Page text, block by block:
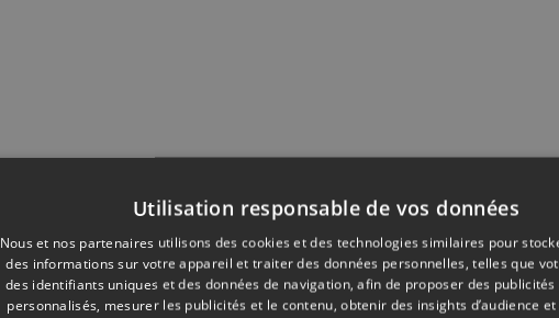
Utilisation responsable de vos données
Nous et nos partenaires utilisons des cookies et des technologies similaires pour
des informations sur votre appareil et traiter des données personnelles, telles que
des identifiants uniques et des données de navigation, afin de proposer des
personnalisés, mesurer les publicités et le contenu, obtenir des insights d’audience